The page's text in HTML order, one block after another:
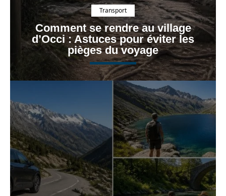
Transport
Comment se rendre au village
d’Occi : Astuces pour éviter les
pièges du voyage